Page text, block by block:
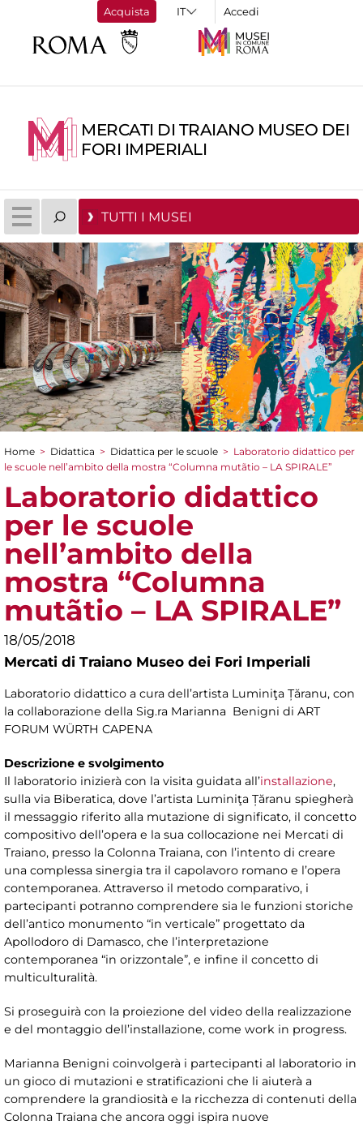
Acquista Accedi
MERCATI DI TRAIANO MUSEO DEI
FORI IMPERIALI
TUTTI I MUSEI
Tu sei qui
Home > Didattica > Didattica per le scuole > Laboratorio didattico per
le scuole nell’ambito della mostra “Columna mutãtio – LA SPIRALE”
Laboratorio didattico
per le scuole
nell’ambito della
mostra “Columna
mutãtio – LA SPIRALE”
18/05/2018
Mercati di Traiano Museo dei Fori Imperiali
Laboratorio didattico a cura dell’artista Luminiţa Țăranu, con
la collaborazione della Sig.ra Marianna Benigni di ART
FORUM WÜRTH CAPENA
Descrizione e svolgimento
Il laboratorio inizierà con la visita guidata all’installazione,
sulla via Biberatica, dove l’artista Luminiţa Țăranu spiegherà
il messaggio riferito alla mutazione di significato, il concetto
compositivo dell’opera e la sua collocazione nei Mercati di
Traiano, presso la Colonna Traiana, con l’intento di creare
una complessa sinergia tra il capolavoro romano e l’opera
contemporanea. Attraverso il metodo comparativo, i
partecipanti potranno comprendere sia le funzioni storiche
dell’antico monumento “in verticale” progettato da
Apollodoro di Damasco, che l’interpretazione
contemporanea “in orizzontale”, e infine il concetto di
multiculturalità.
Si proseguirà con la proiezione del video della realizzazione
e del montaggio dell’installazione, come work in progress.
Marianna Benigni coinvolgerà i partecipanti al laboratorio in
un gioco di mutazioni e stratificazioni che li aiuterà a
comprendere la grandiosità e la ricchezza di contenuti della
Colonna Traiana che ancora oggi ispira nuove